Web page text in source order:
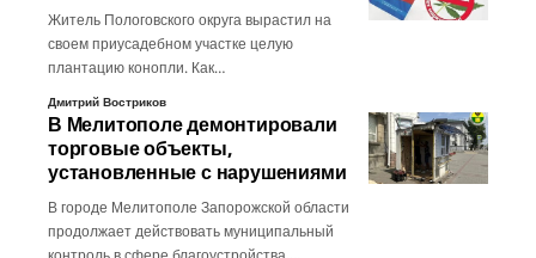
Житель Пологовского округа вырастил на
своем приусадебном участке целую
плантацию конопли. Как…
Дмитрий Востриков
В Мелитополе демонтировали
торговые объекты,
установленные с нарушениями
В городе Мелитополе Запорожской области
продолжает действовать муниципальный